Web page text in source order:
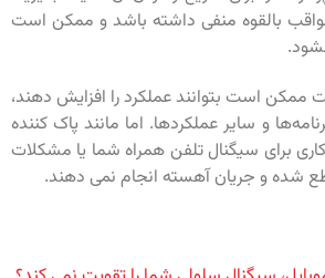
بالقوه منفی داشته باشد و ممکن است
ممکن است بتوانند عملکرد را افزایش دهند،
و سایر عملکردها. اما مانند پاک کننده
برای سیگنال تلفن همراه شما یا مشکلات
شده و جریان آهسته انجام نمی دهند.